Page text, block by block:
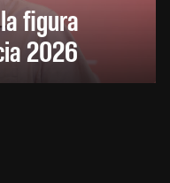
figura
2026